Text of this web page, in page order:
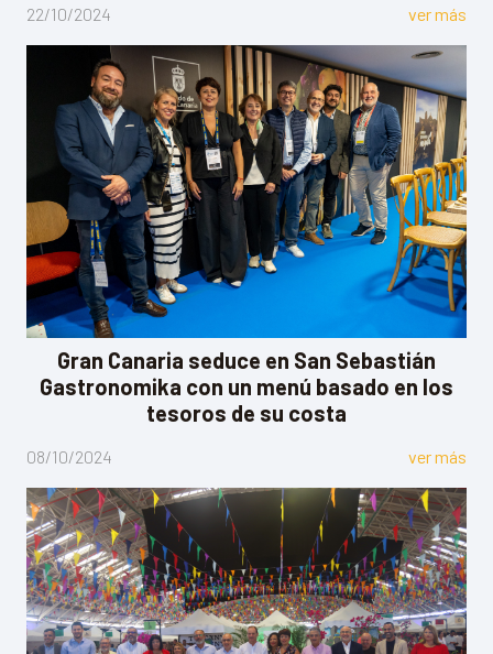
22/10/2024 ver más
Gran Canaria seduce en San Sebastián
Gastronomika con un menú basado en los
tesoros de su costa
08/10/2024 ver más